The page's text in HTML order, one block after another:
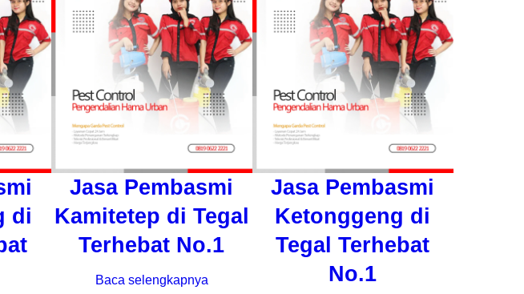
di
Jasa Pembasmi
Kamitetep di Tegal
Terhebat No.1
Baca selengkapnya
Jasa Pembasmi
Ketonggeng di
Tegal Terhebat
No.1